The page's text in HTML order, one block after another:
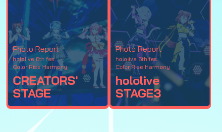
Photo Report
hololive 6th fes.
Color Rise Harmony
CREATORS'
STAGE
Photo Report
hololive 6th fes.
Color Rise Harmony
hololive
STAGE3